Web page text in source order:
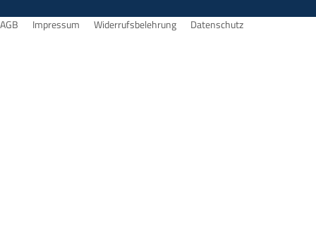
AGB Impressum Widerrufsbelehrung Datenschutz